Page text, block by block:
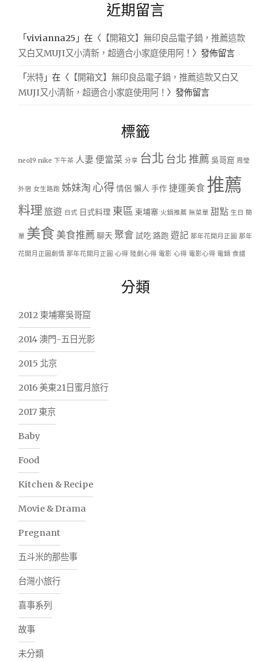
近期留言
「vivianna25 」在〈 【開箱文】無印良品電子鍋，推薦這款
又白又MUJI又小清新，超適合小家庭使用阿！ 〉發佈留言
「米特 」在〈 【開箱文】無印良品電子鍋，推薦這款又白又
MUJI又小清新，超適合小家庭使用阿！ 〉發佈留言
標籤
neo19 nike 下午茶 人妻 便當菜 分享 台北 台北 推薦 吳哥窟 周瑩
外宿 女生路跑 姊妹淘 心得情侶 懶人 手作捷運美食 推薦
料理旅遊 日式 日式料理 東區 柬埔寨 火鍋推薦 無菜單 甜點 生日 簡
單 美食 美食推薦 聊天 聚會試吃 路跑遊記 那年花開月正圓 那年
花開月正圓劇情 那年花開月正圓 心得 陸劇心得 電影 心得 電影心得 電鍋 食譜
分類
2012 柬埔寨吳哥窟
2014 澳門-五日光影
2015 北京
2016 美東21日蜜月旅行
2017 東京
Baby
Food
Kitchen & Recipe
Movie & Drama
Pregnant
五斗米的那些事
台灣小旅行
喜事系列
故事
未分類